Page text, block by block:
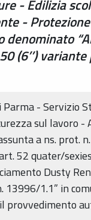
- Edilizia
-
(6’’)
Parma -
sul lavoro
a ns. prot.
52 quater/
Dusty
1.1” in
provvedimento